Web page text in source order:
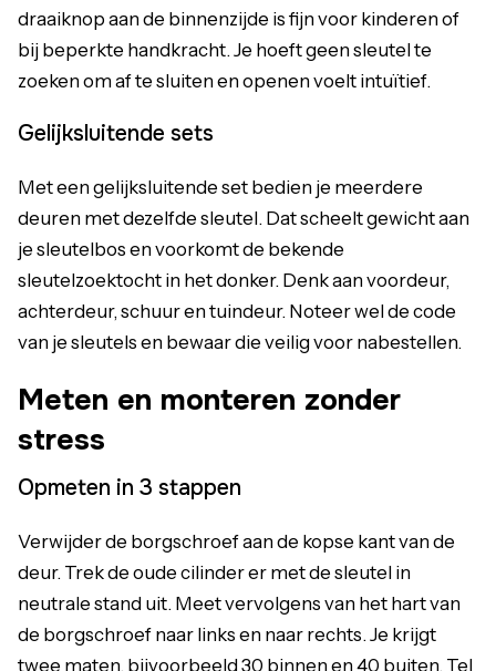
draaiknop aan de binnenzijde is fijn voor kinderen of
bij beperkte handkracht. Je hoeft geen sleutel te
zoeken om af te sluiten en openen voelt intuïtief.
Gelijksluitende sets
Met een gelijksluitende set bedien je meerdere
deuren met dezelfde sleutel. Dat scheelt gewicht aan
je sleutelbos en voorkomt de bekende
sleutelzoektocht in het donker. Denk aan voordeur,
achterdeur, schuur en tuindeur. Noteer wel de code
van je sleutels en bewaar die veilig voor nabestellen.
Meten en monteren zonder
stress
Opmeten in 3 stappen
Verwijder de borgschroef aan de kopse kant van de
deur. Trek de oude cilinder er met de sleutel in
neutrale stand uit. Meet vervolgens van het hart van
de borgschroef naar links en naar rechts. Je krijgt
twee maten, bijvoorbeeld 30 binnen en 40 buiten. Tel